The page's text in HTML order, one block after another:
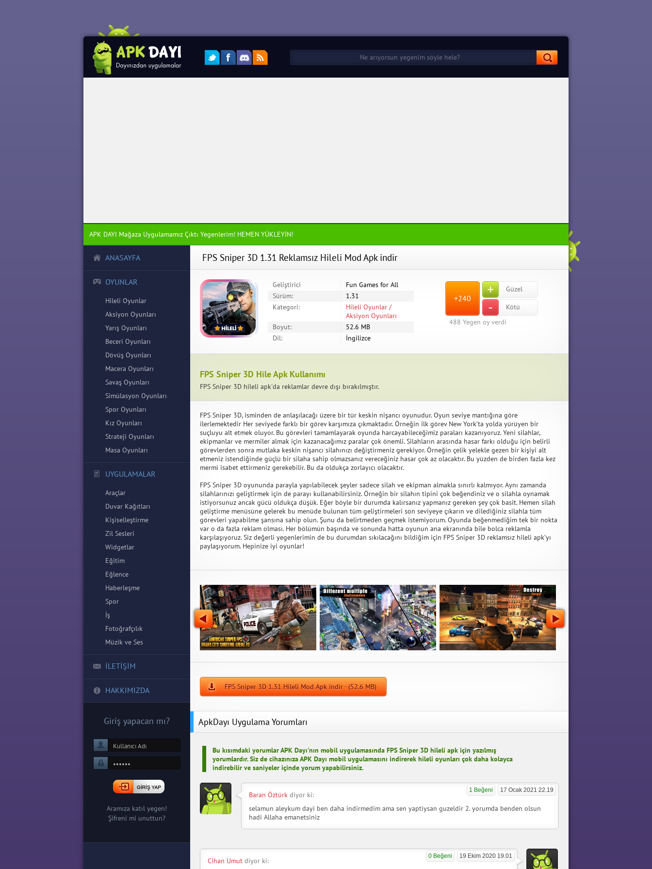
APK DAYI Mağaza Uygulamamız Çıktı Yegenlerim! HEMEN YÜKLEYİN!
ANASAYFA
OYUNLAR
Hileli Oyunlar
Aksiyon Oyunları
Yarış Oyunları
Beceri Oyunları
Dövüş Oyunları
Macera Oyunları
Savaş Oyunları
Simülasyon Oyunları
Spor Oyunları
Kız Oyunları
Strateji Oyunları
Masa Oyunları
UYGULAMALAR
Araçlar
Duvar Kağıtları
Kişiselleştirme
Zil Sesleri
Widgetlar
Eğitim
Eğlence
Haberleşme
Spor
İş
Fotoğrafçılık
Müzik ve Ses
İLETİŞİM
HAKKIMIZDA
Giriş yapacan mı?
Aramıza katıl yegen!
Şifreni mi unuttun?
FPS Sniper 3D 1.31 Reklamsız Hileli Mod Apk indir
Geliştirici
Fun Games for All
Sürüm:
1.31
Kategori:
Hileli Oyunlar /
Aksiyon Oyunları
Boyut:
52.6 MB
Dil:
İngilizce
+240
+ Güzel
-
Kötü
488 Yegen oy verdi
FPS Sniper 3D Hile Apk Kullanımı
FPS Sniper 3D hileli apk'da reklamlar devre dışı bırakılmıştır.
FPS Sniper 3D, isminden de anlaşılacağı üzere bir tür keskin nişancı oyunudur. Oyun seviye mantığına göre
ilerlemektedir Her seviyede farklı bir görev karşımıza çıkmaktadır. Örneğin ilk görev New York’ta yolda yürüyen bir
suçluyu alt etmek oluyor. Bu görevleri tamamlayarak oyunda harcayabileceğimiz paraları kazanıyoruz. Yeni silahlar,
ekipmanlar ve mermiler almak için kazanacağımız paralar çok önemli. Silahların arasında hasar farkı olduğu için belirli
görevlerden sonra mutlaka keskin nişancı silahınızı değiştirmeniz gerekiyor. Örneğin çelik yelekle gezen bir kişiyi alt
etmeniz istendiğinde güçlü bir silaha sahip olmazsanız vereceğiniz hasar çok az olacaktır. Bu yüzden de birden fazla kez
mermi isabet ettirmeniz gerekebilir. Bu da oldukça zorlayıcı olacaktır.
FPS Sniper 3D oyununda parayla yapılabilecek şeyler sadece silah ve ekipman almakla sınırlı kalmıyor. Aynı zamanda
silahlarınızı geliştirmek için de parayı kullanabilirsiniz. Örneğin bir silahın tipini çok beğendiniz ve o silahla oynamak
istiyorsunuz ancak gücü oldukça düşük. Eğer böyle bir durumda kalırsanız yapmanız gereken şey çok basit. Hemen silah
geliştirme menüsüne gelerek bu menüde bulunan tüm geliştirmeleri son seviyeye çıkarın ve dilediğiniz silahla tüm
görevleri yapabilme şansına sahip olun. Şunu da belirtmeden geçmek istemiyorum. Oyunda beğenmediğim tek bir nokta
var o da fazla reklam olması. Her bölümün başında ve sonunda hatta oyunun ana ekranında bile bolca reklamla
karşılaşıyoruz. Siz değerli yegenlerimin de bu durumdan sıkılacağını bildiğim için FPS Sniper 3D reklamsız hileli apk’yı
paylaşıyorum. Hepinize iyi oyunlar!
FPS Sniper 3D 1.31 Hileli Mod Apk indir - (52.6 MB)
ApkDayı Uygulama Yorumları
Bu kısımdaki yorumlar APK Dayı'nın mobil uygulamasında FPS Sniper 3D hileli apk için yazılmış
yorumlardır. Siz de cihazınıza APK Dayı mobil uygulamasını indirerek hileli oyunları çok daha kolayca
indirebilir ve saniyeler içinde yorum yapabilirsiniz.
17 Ocak 2021 22.19
1 Beğeni
Baran Öztürk diyor ki:
selamun aleykum dayi ben daha indirmedim ama sen yaptiysan guzeldir 2. yorumda benden olsun
hadi Allaha emanetsiniz
19 Ekim 2020 19.01
0 Beğeni
Cihan Umut diyor ki: